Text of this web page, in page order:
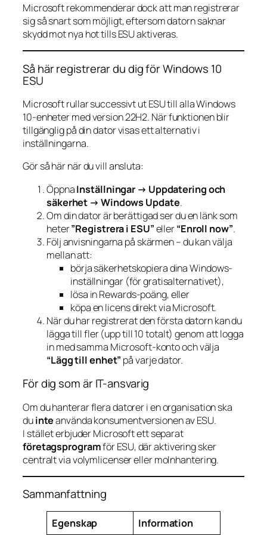
Microsoft rekommenderar dock att man registrerar
sig så snart som möjligt, eftersom datorn saknar
skydd mot nya hot tills ESU aktiveras.
Så här registrerar du dig för Windows 10
ESU
Microsoft rullar successivt ut ESU till alla Windows
10-enheter med version 22H2. När funktionen blir
tillgänglig på din dator visas ett alternativ i
inställningarna.
Gör så här när du vill ansluta:
ÖppnaInställningar → Uppdatering och
säkerhet → Windows Update.
Om din dator är berättigad ser du en länk som
heter”Registrera i ESU”eller“Enroll now”.
Följ anvisningarna på skärmen – du kan välja
mellan att:
börja säkerhetskopiera dina Windows-
inställningar (för gratisalternativet),
lösa in Rewards-poäng, eller
köpa en licens direkt via Microsoft.
När du har registrerat den första datorn kan du
lägga till fler (upp till 10 totalt) genom att logga
in med samma Microsoft-konto och välja
“Lägg till enhet” på varje dator.
För dig som är IT-ansvarig
Om du hanterar flera datorer i en organisation ska
duinteanvända konsumentversionen av ESU.
I stället erbjuder Microsoft ett separat
företagsprogramför ESU, där aktivering sker
centralt via volymlicenser eller molnhantering.
Sammanfattning
Egenskap Information